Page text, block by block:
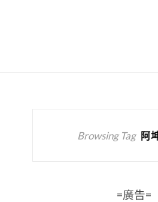
Browsing Tag 阿
=廣告=